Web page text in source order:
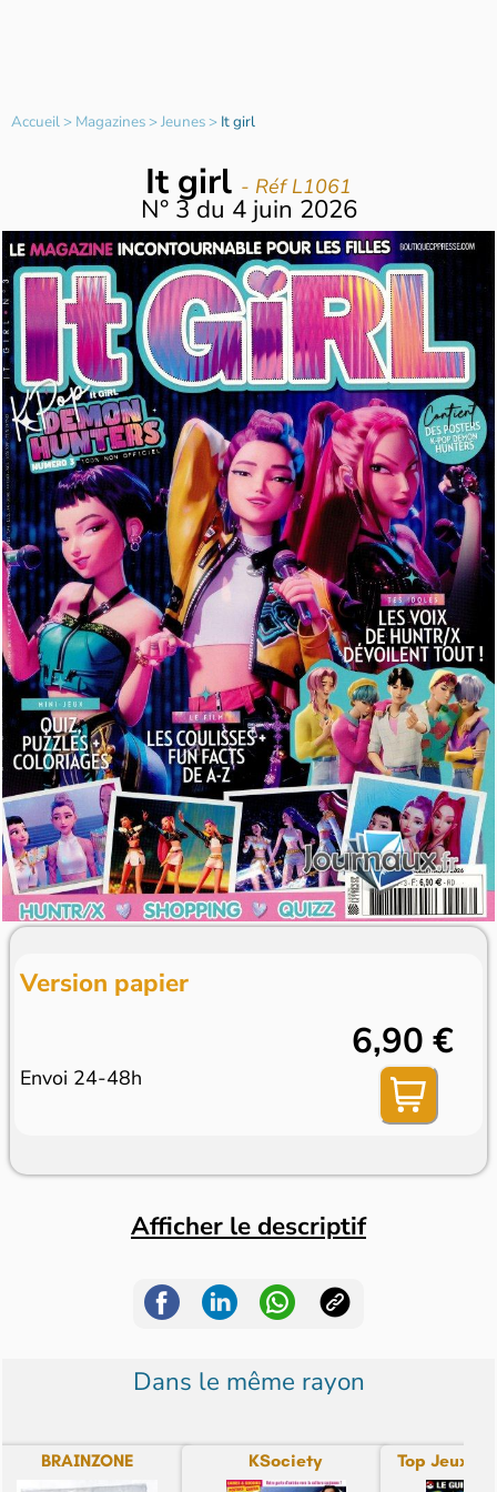
Accueil> Magazines>Jeunes> It girl
It girl - Réf L1061
N° 3du 4 juin 2026
Version papier
Envoi 24-48h
6,90 €
Afficher le descriptif
Dans le même rayon
BRAINZONE KSociety Top Jeux